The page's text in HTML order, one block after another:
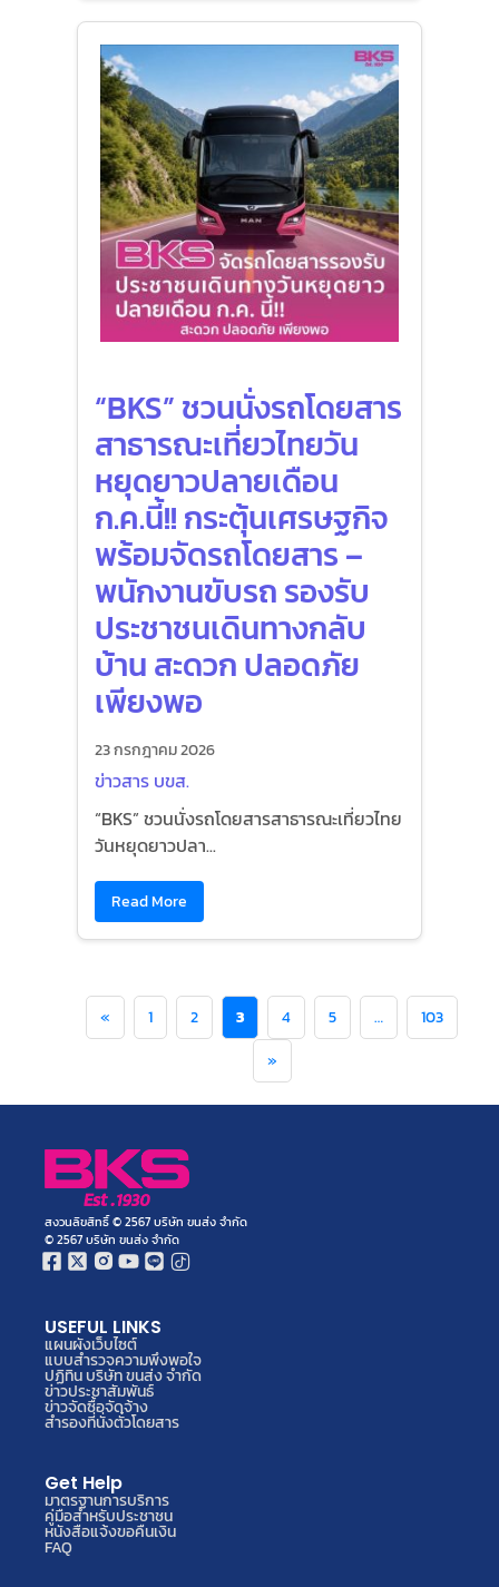
“BKS” ชวนนั่งรถโดยสาร
สาธารณะเที่ยวไทยวัน
หยุดยาวปลายเดือน
ก.ค.นี้!! กระตุ้นเศรษฐกิจ
พร้อมจัดรถโดยสาร –
พนักงานขับรถ รองรับ
ประชาชนเดินทางกลับ
บ้าน สะดวก ปลอดภัย
เพียงพอ
23 กรกฎาคม 2026
ข่าวสาร บขส.
“BKS” ชวนนั่งรถโดยสารสาธารณะเที่ยวไทย
วันหยุดยาวปลา...
Read More
« 1 2 3 4 5 …
103
»
สงวนลิขสิทธิ์ © 2567 บริษัท ขนส่ง จำกัด
© 2567 บริษัท ขนส่ง จำกัด
USEFUL LINKS
แผนผังเว็บไซต์
แบบสำรวจความพึงพอใจ
ปฏิทิน บริษัท ขนส่ง จำกัด
ข่าวประชาสัมพันธ์
ข่าวจัดซื้อจัดจ้าง
สำรองที่นั่งตั๋วโดยสาร
Get Help
มาตรฐานการบริการ
คู่มือสำหรับประชาชน
หนังสือแจ้งขอคืนเงิน
FAQ